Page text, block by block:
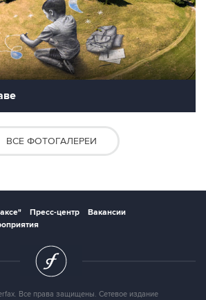
ВСЕ ФОТОГАЛЕРЕИ
Пресс-центр
Вакансии
Все права защищены. Сетевое издание